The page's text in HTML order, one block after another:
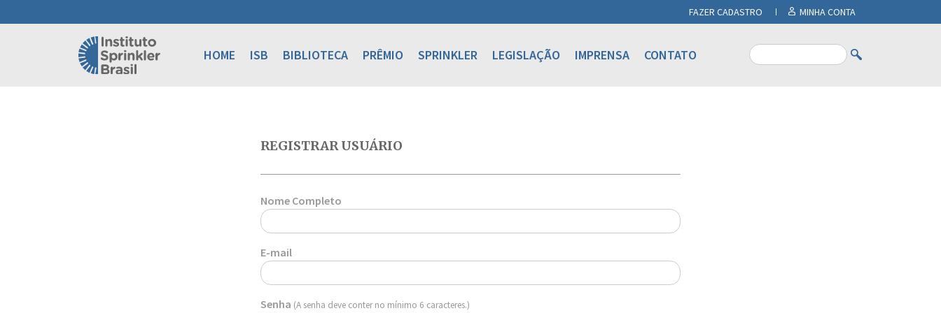
FAZER CADASTRO MINHA CONTA
HOME ISB BIBLIOTECA PRÊMIO SPRINKLER LEGISLAÇÃO IMPRENSA CONTATO
REGISTRAR USUÁRIO
Nome Completo
E-mail
Senha (A senha deve conter no mínimo 6 caracteres.)